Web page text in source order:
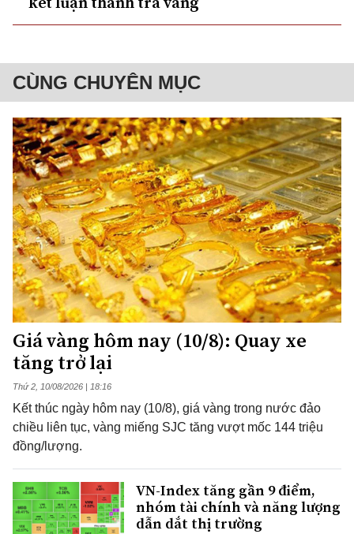
CÙNG CHUYÊN MỤC
Giá vàng hôm nay (10/8): Quay xe
tăng trở lại
Thứ 2, 10/08/2026 | 18:16
Kết thúc ngày hôm nay (10/8), giá vàng trong nước đảo
chiều liên tục, vàng miếng SJC tăng vượt mốc 144 triệu
đồng/lượng.
VN-Index tăng gần 9 điểm,
nhóm tài chính và năng lượng
dẫn dắt thị trường